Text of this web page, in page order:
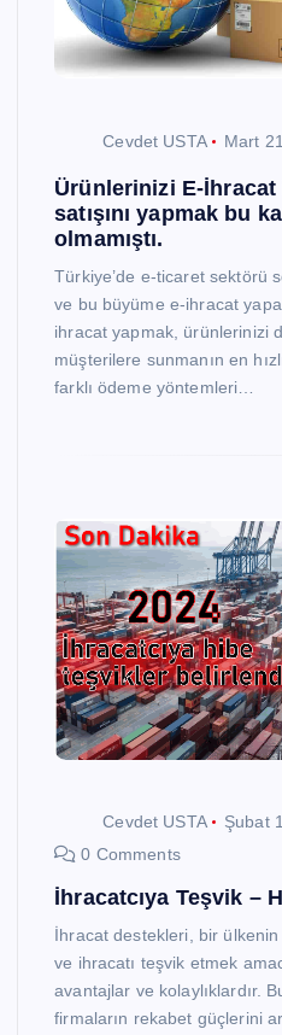
Cevdet USTA Mart
Ürünlerinizi E-İhracat
satışını yapmak bu
olmamıştı.
Türkiye’de e-ticaret sektörü
ve bu büyüme e-ihracat
ihracat yapmak, ürünlerinizi
müşterilere sunmanın en
farklı ödeme yöntemleri…
Cevdet USTA
Şubat
0 Comments
İhracatcıya Teşvik –
İhracat destekleri, bir
ve ihracatı teşvik etmek
avantajlar ve kolaylıklardır.
firmaların rekabet güçlerini